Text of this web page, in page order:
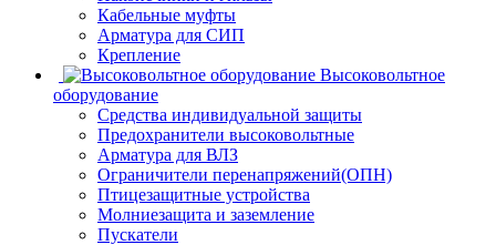
Кабельные муфты
Арматура для СИП
Крепление
Высоковольтное
оборудование
Средства индивидуальной защиты
Предохранители высоковольтные
Арматура для ВЛЗ
Ограничители перенапряжений(ОПН)
Птицезащитные устройства
Молниезащита и заземление
Пускатели